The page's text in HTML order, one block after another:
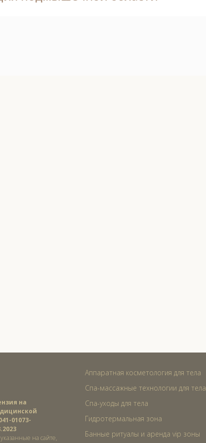
на
01073-
на сайте,
Аппаратная косметология для тела
Спа-массажные технологии для тела
Спа-уходы для тела
Гидротермальная зона
Банные ритуалы и аренда vip зоны